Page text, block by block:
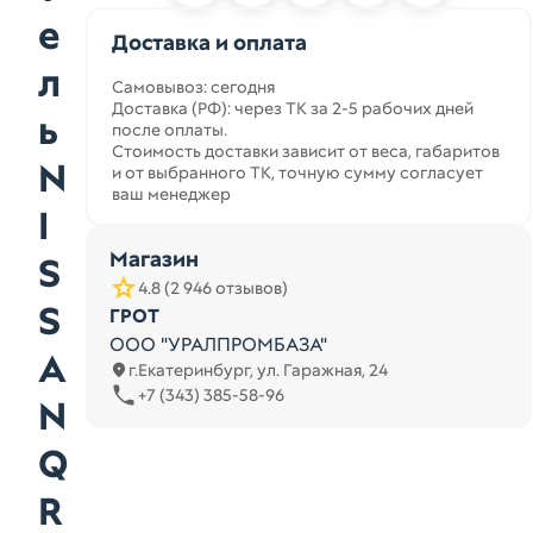
е
л
ь
N
I
S
S
A
N
Q
R
Доставка и оплата
Самовывоз: сегодня
Доставка (РФ): через ТК за 2-5 рабочих дней
после оплаты.
Стоимость доставки зависит от веса, габаритов
и от выбранного ТК, точную сумму согласует
ваш менеджер
Магазин
4.8 (2 946 отзывов)
ГРОТ
ООО "УРАЛПРОМБАЗА"
г.Екатеринбург, ул. Гаражная, 24
+7 (343) 385-58-96